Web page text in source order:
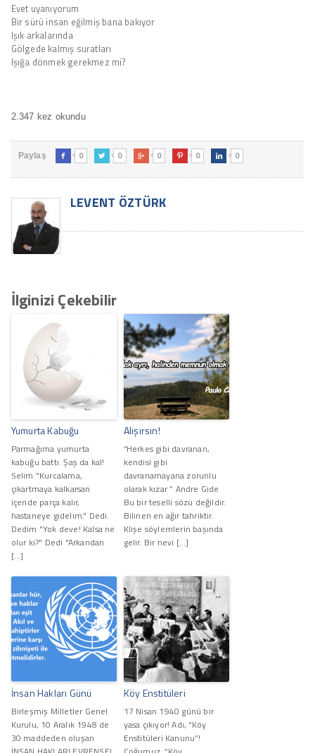
Evet uyanıyorum
Bir sürü insan eğilmiş bana bakıyor
Işık arkalarında
Gölgede kalmış suratları
Işığa dönmek gerekmez mi?
2.347 kez okundu
Paylaş  0  0  0  0  0
LEVENT ÖZTÜRK
İlginizi Çekebilir
Yumurta Kabuğu
Parmağıma yumurta
kabuğu battı. Şaş da kal!
Selim "Kurcalama,
çıkartmaya kalkarsan
içeride parça kalır,
hastaneye gidelim." Dedi.
Dedim "Yok deve! Kalsa ne
olur ki?" Dedi "Arkandan
[…]
Alışırsın!
“Herkes gibi davranan,
kendisi gibi
davranamayana zorunlu
olarak kızar ” Andre Gide
Bu bir teselli sözü değildir.
Bilinen en ağır tahriktir.
Klişe söylemlerin başında
gelir. Bir nevi […]
İnsan Hakları Günü
Birleşmiş Milletler Genel
Kurulu, 10 Aralık 1948 de
30 maddeden oluşan
Köy Enstitüleri
17 Nisan 1940 günü bir
yasa çıkıyor! Adı, “Köy
Enstitüleri Kanunu”!